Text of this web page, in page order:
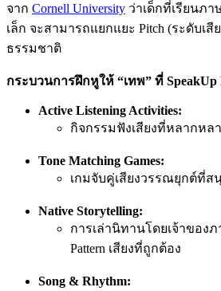
จาก Cornell University ว่าเด็กที่เรียนภ
เล็ก จะสามารถแยกแยะ Pitch (ระดับเสี
ธรรมชาติ
กระบวนการฝึกหูให้ “เทพ” ที่ SpeakUp
Active Listening Activities:
กิจกรรมฟังเสียงที่หลากหล
Tone Matching Games:
เกมจับคู่เสียงวรรณยุกต์ที่ส
Native Storytelling:
การเล่านิทานโดยเจ้าของ
Pattern เสียงที่ถูกต้อง
Song & Rhythm: